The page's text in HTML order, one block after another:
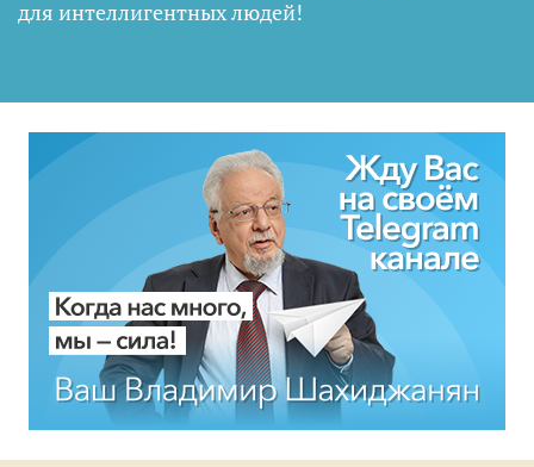
для интеллигентных людей!